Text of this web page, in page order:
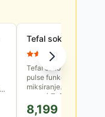
Tefal sokovnik
Tefal sokovnik snage
pulse funkcijom za
miksiranje. Napravite
pomoć Tefalovog...
8,199